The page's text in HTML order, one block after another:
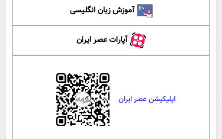
آموزش زبان انگلیسی
آپارات عصر ایران
اپلیکیشن عصر ایران